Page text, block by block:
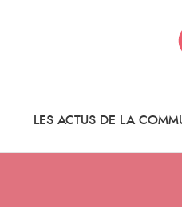
LES ACTUS DE LA